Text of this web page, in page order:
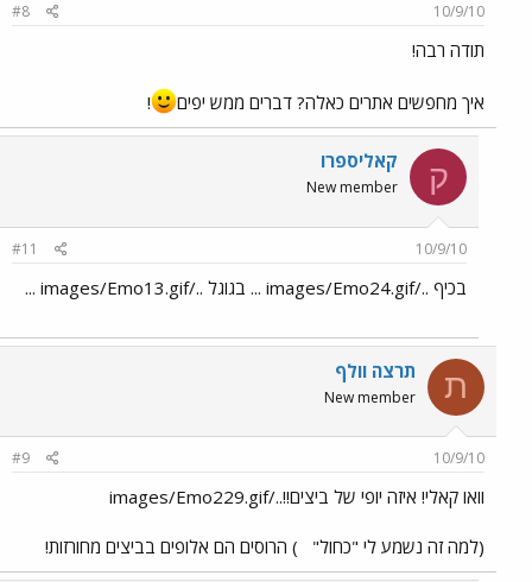
10/9/10
#8
תודה רבה!
איך מחפשים אתרים כאלה? דברים ממש יפים !
ק קאליספרו
New member
10/9/10
#11
בכיף ../images/Emo24.gif ... בגוגל ../images/Emo13.gif ...
ת תרצה וולף
New member
10/9/10
#9
וואו קאלי! איזה יופי של ביצים!!../images/Emo229.gif
(למה זה נשמע לי "כחול" ) הרוסים הם אלופים בביצים מחורזות!